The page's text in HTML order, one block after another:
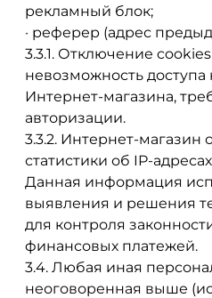
рекламный блок;
· реферер (адрес
3.3.1. Отключение
невозможность доступа
Интернет-магазина,
авторизации.
3.3.2. Интернет-магазин
статистики об IP-
Данная информация
выявления и решения
для контроля
финансовых платежей.
3.4. Любая иная
неоговоренная выше